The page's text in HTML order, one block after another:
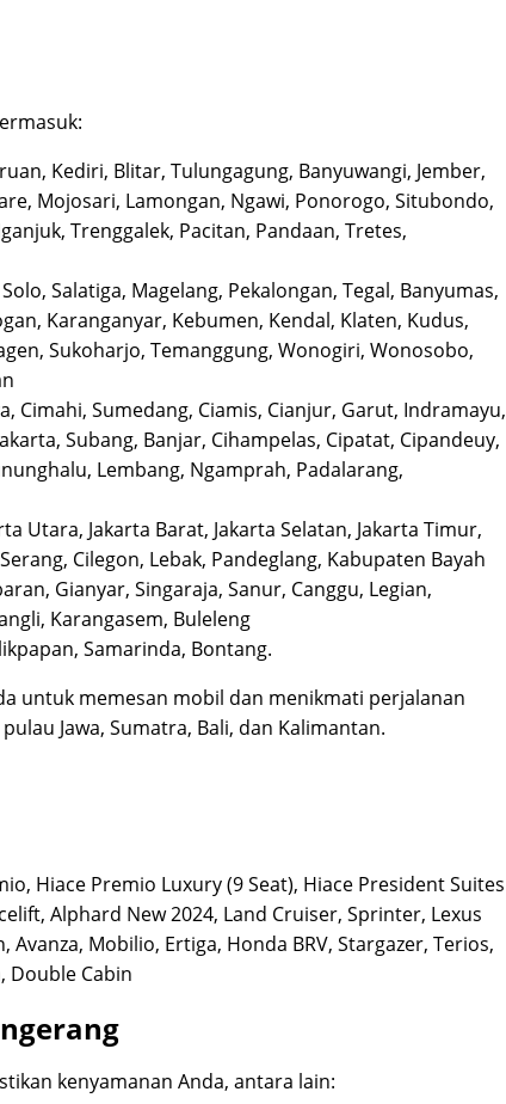
Kediri, Blitar, Tulungagung, Banyuwangi, Jember,
Mojosari, Lamongan, Ngawi, Ponorogo, Situbondo,
Trenggalek, Pacitan, Pandaan, Tretes,
Salatiga, Magelang, Pekalongan, Tegal, Banyumas,
Karanganyar, Kebumen, Kendal, Klaten, Kudus,
Sukoharjo, Temanggung, Wonogiri, Wonosobo,
Cimahi, Sumedang, Ciamis, Cianjur, Garut, Indramayu,
Subang, Banjar, Cihampelas, Cipatat, Cipandeuy,
Lembang, Ngamprah, Padalarang,
Utara, Jakarta Barat, Jakarta Selatan, Jakarta Timur,
Cilegon, Lebak, Pandeglang, Kabupaten Bayah
Gianyar, Singaraja, Sanur, Canggu, Legian,
Karangasem, Buleleng
Samarinda, Bontang.
untuk memesan mobil dan menikmati perjalanan
Jawa, Sumatra, Bali, dan Kalimantan.
Hiace Premio Luxury (9 Seat), Hiace President Suites
Alphard New 2024, Land Cruiser, Sprinter, Lexus
Mobilio, Ertiga, Honda BRV, Stargazer, Terios,
Double Cabin
kenyamanan Anda, antara lain: